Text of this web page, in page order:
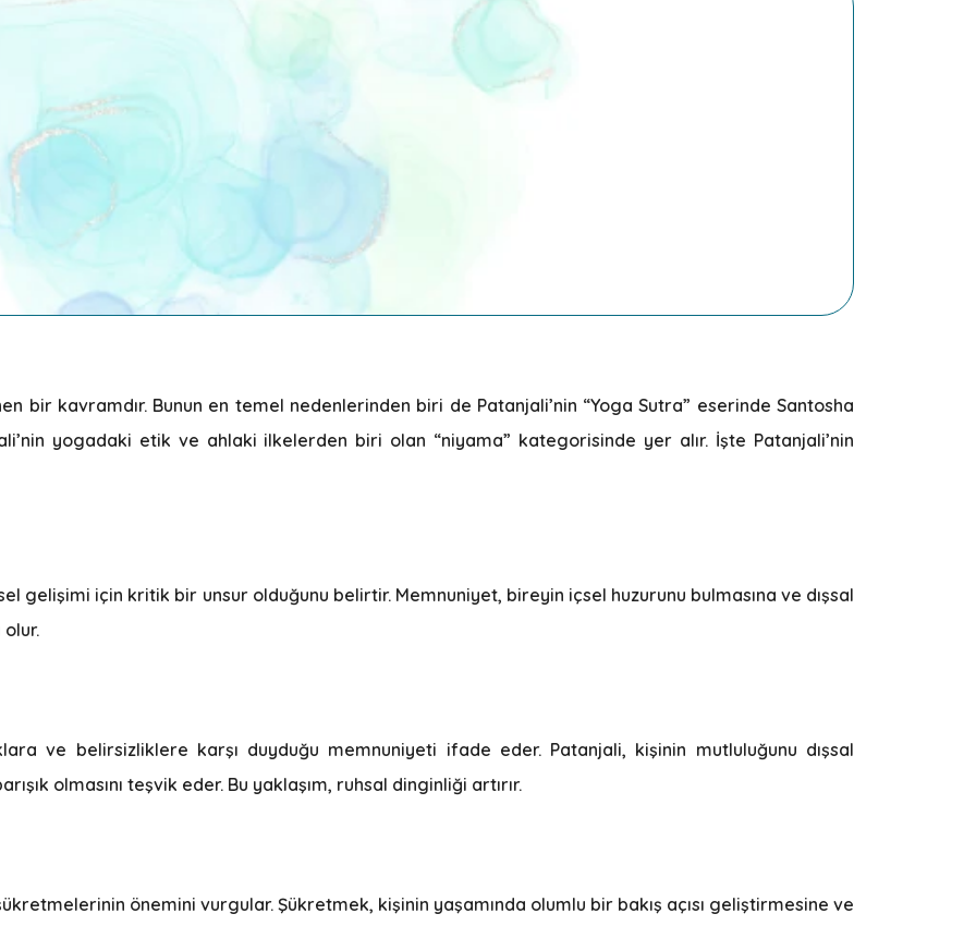
bir kavramdır. Bunun en temel nedenlerinden biri de Patanjali’nin “Yoga Sutra” eserinde Santosha
yogadaki etik ve ahlaki ilkelerden biri olan “niyama” kategorisinde yer alır. İşte Patanjali’nin
gelişimi için kritik bir unsur olduğunu belirtir. Memnuniyet, bireyin içsel huzurunu bulmasına ve dışsal
olur.
ve belirsizliklere karşı duyduğu memnuniyeti ifade eder. Patanjali, kişinin mutluluğunu dışsal
olmasını teşvik eder. Bu yaklaşım, ruhsal dinginliği artırır.
önemini vurgular. Şükretmek, kişinin yaşamında olumlu bir bakış açısı geliştirmesine ve